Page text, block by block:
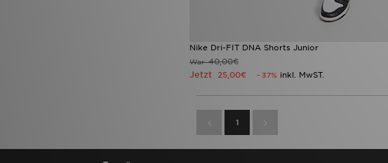
Nike Dri-FIT DNA Shorts Junior
War40,00€
Jetzt 25,00€ - 37% inkl. MwST.
1